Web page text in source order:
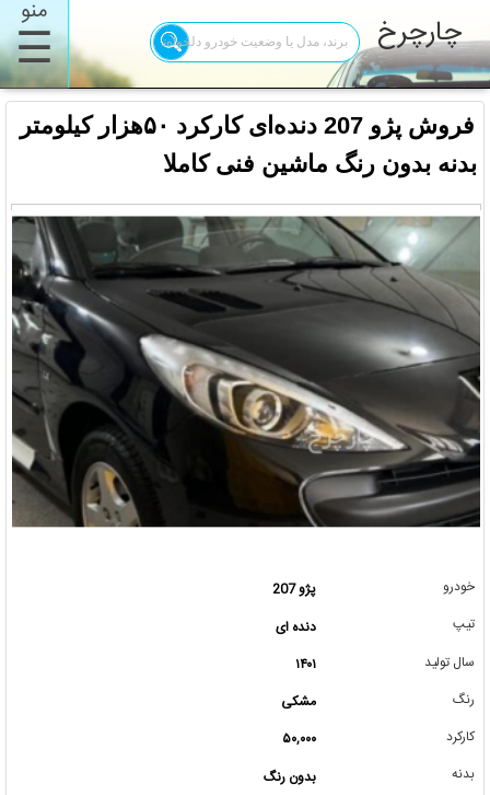
منو
☰ چارچرخ
فروش پژو 207 دنده‌ای کارکرد ۵۰هزار کیلومتر
بدنه بدون رنگ ماشین فنی کاملا
خودرو
پژو 207
تیپ
دنده ای
سال تولید
۱۴۰۱
رنگ
مشکی
کارکرد
۵۰,۰۰۰
بدنه
بدون رنگ